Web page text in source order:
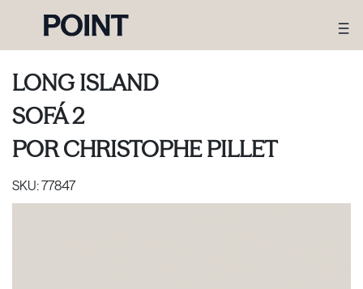
LONG ISLAND
SOFÁ 2
PORCHRISTOPHE PILLET
SKU:77847